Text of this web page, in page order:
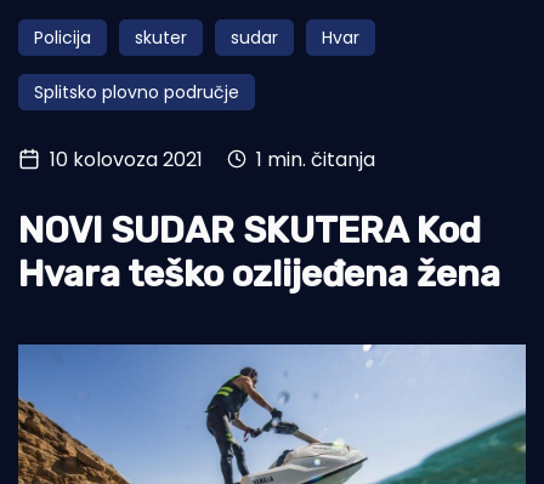
Obala
Otoci
Turizam i nautika
Pomorstvo
Ekologija
Policija skuter sudar Hvar
Splitsko plovno područje
10 kolovoza 2021 1 min. čitanja
NOVI SUDAR SKUTERA Kod
Hvara teško ozlijeđena žena